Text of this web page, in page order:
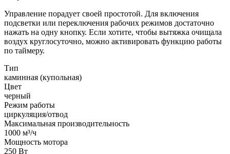
Управление порадует своей простотой. Для включения
подсветки или переключения рабочих режимов достаточно
нажать на одну кнопку. Если хотите, чтобы вытяжка очищала
воздух круглосуточно, можно активировать функцию работы
по таймеру.
Тип
каминная (купольная)
Цвет
черный
Режим работы
циркуляция/отвод
Максимальная производительность
1000 м³/ч
Мощность мотора
250 Вт